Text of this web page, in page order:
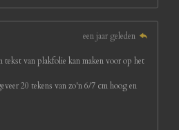
een jaar geleden
tekst van plakfolie kan maken voor op het
20 tekens van zo'n 6/7 cm hoog en